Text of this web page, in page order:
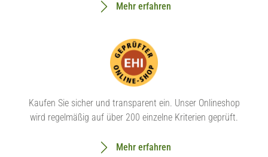
Mehr erfahren
Kaufen Sie sicher und transparent ein. Unser Onlineshop
wird regelmäßig auf über 200 einzelne Kriterien geprüft.
Mehr erfahren